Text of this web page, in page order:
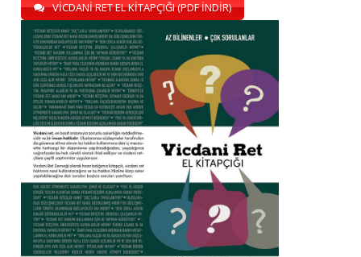
VİCDANİ RET EL KİTAPÇIĞI (PDF İNDİR)